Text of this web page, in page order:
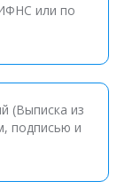
или по
(Выписка из
подписью и